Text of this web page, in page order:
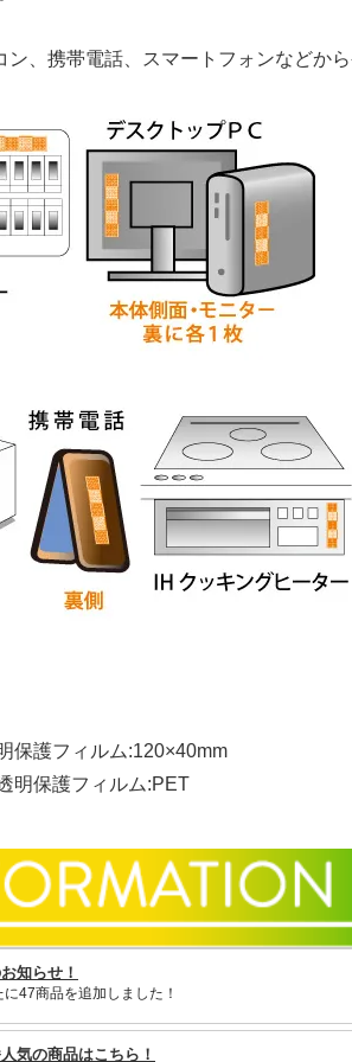
、携帯電話、スマートフォンなどか
保護フィルム:120×40mm
明保護フィルム:PET